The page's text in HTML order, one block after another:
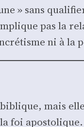
» sans
pas la
ni à
mais
foi apos­to­lique.